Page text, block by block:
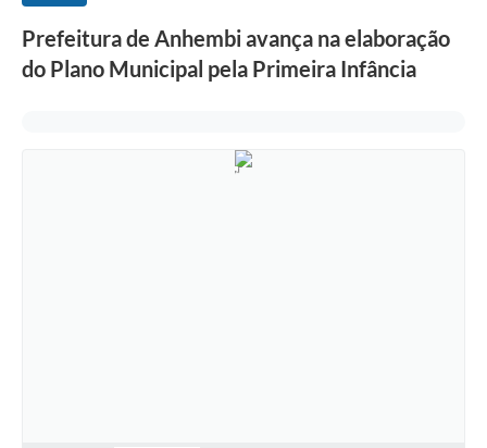
Prefeitura de Anhembi avança na elaboração
do Plano Municipal pela Primeira Infância